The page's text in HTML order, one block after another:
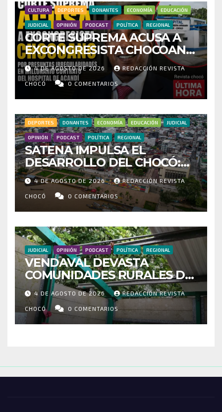
CULTURA DEPORTES DONANTES ECONOMÍA EDUCACIÓN
JUDICIAL OPINIÓN PODCAST POLÍTICA REGIONAL
CORTE SUPREMA ACUSA A
EXCONGRESISTA CHOCOANO
POR PRESUNTAS
IRREGULARIDADES EN
MILLONARIO CONTRATO DEL
HOSPITAL DE ACANDÍ
4 DE AGOSTO DE 2026 REDACCIÓN REVISTA
CHOCÓ 0 COMENTARIOS
DEPORTES DONANTES ECONOMÍA EDUCACIÓN JUDICIAL
OPINIÓN PODCAST POLÍTICA REGIONAL
SATENA IMPULSA EL
DESARROLLO DEL CHOCÓ:
MÁS DE 35 MIL PASAJEROS
MOVILIZADOS Y NUEVAS
RUTAS FORTALECEN LA
CONECTIVIDAD
4 DE AGOSTO DE 2026 REDACCIÓN REVISTA
CHOCÓ 0 COMENTARIOS
JUDICIAL OPINIÓN PODCAST POLÍTICA REGIONAL
VENDAVAL DEVASTA
COMUNIDADES RURALES DE
RIOSUCIO: ESCUELAS,
VIVIENDAS Y CEMENTERIO
ENTRE LOS AFECTADOS
4 DE AGOSTO DE 2026 REDACCIÓN REVISTA
CHOCÓ 0 COMENTARIOS